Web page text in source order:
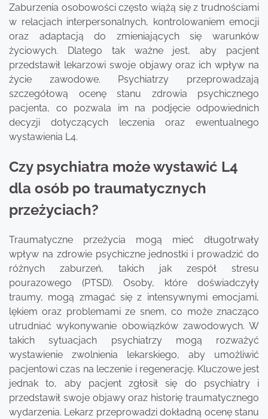
Zaburzenia osobowości często wiążą się z trudnościami
w relacjach interpersonalnych, kontrolowaniem emocji
oraz adaptacją do zmieniających się warunków
życiowych. Dlatego tak ważne jest, aby pacjent
przedstawił lekarzowi swoje objawy oraz ich wpływ na
życie zawodowe. Psychiatrzy przeprowadzają
szczegółową ocenę stanu zdrowia psychicznego
pacjenta, co pozwala im na podjęcie odpowiednich
decyzji dotyczących leczenia oraz ewentualnego
wystawienia L4.
Czy psychiatra może wystawić L4
dla osób po traumatycznych
przeżyciach?
Traumatyczne przeżycia mogą mieć długotrwały
wpływ na zdrowie psychiczne jednostki i prowadzić do
różnych zaburzeń, takich jak zespół stresu
pourazowego (PTSD). Osoby, które doświadczyły
traumy, mogą zmagać się z intensywnymi emocjami,
lękiem oraz problemami ze snem, co może znacząco
utrudniać wykonywanie obowiązków zawodowych. W
takich sytuacjach psychiatrzy mogą rozważyć
wystawienie zwolnienia lekarskiego, aby umożliwić
pacjentowi czas na leczenie i regenerację. Kluczowe jest
jednak to, aby pacjent zgłosił się do psychiatry i
przedstawił swoje objawy oraz historię traumatycznego
wydarzenia. Lekarz przeprowadzi dokładną ocenę stanu